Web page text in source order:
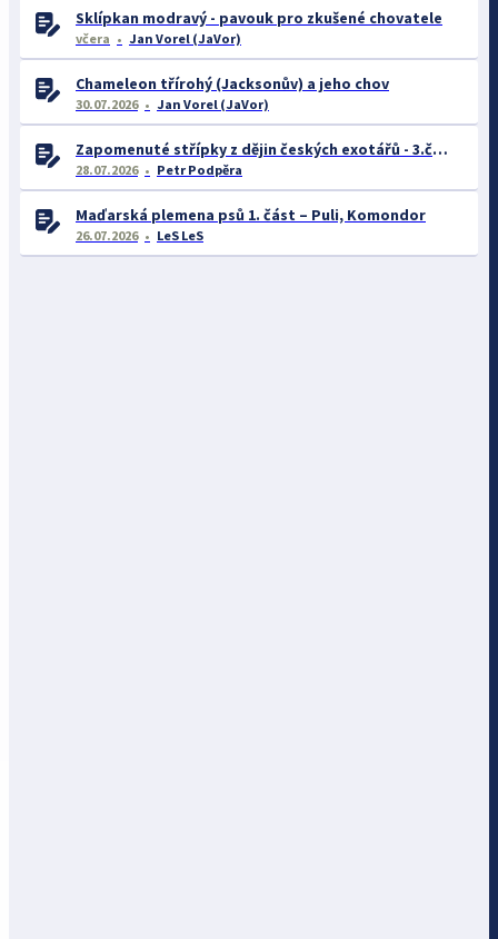
Sklípkan modravý - pavouk pro zkušené chovatele
včera Jan Vorel (JaVor)
Chameleon třírohý (Jacksonův) a jeho chov
30.07.2026 Jan Vorel (JaVor)
Zapomenuté střípky z dějin českých exotářů - 3.část
28.07.2026 Petr Podpěra
Maďarská plemena psů 1. část – Puli, Komondor
26.07.2026 LeS LeS